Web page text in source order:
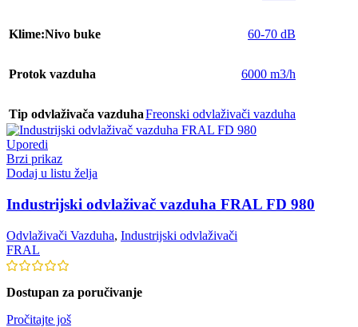
Klime:Nivo buke 60-70 dB
Protok vazduha 6000 m3/h
Tip odvlaživača vazduhaFreonski odvlaživači vazduha
Uporedi
Brzi prikaz
Dodaj u listu želja
Industrijski odvlaživač vazduha FRAL FD 980
Odvlaživači Vazduha, Industrijski odvlaživači
FRAL
Dostupan za poručivanje
Pročitajte još